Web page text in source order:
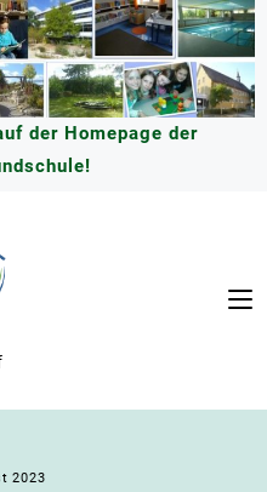
der Homepage der
2023